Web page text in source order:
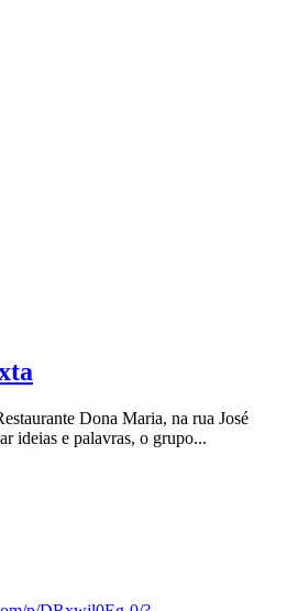
Dona Maria, na rua José
ideias e palavras, o grupo...